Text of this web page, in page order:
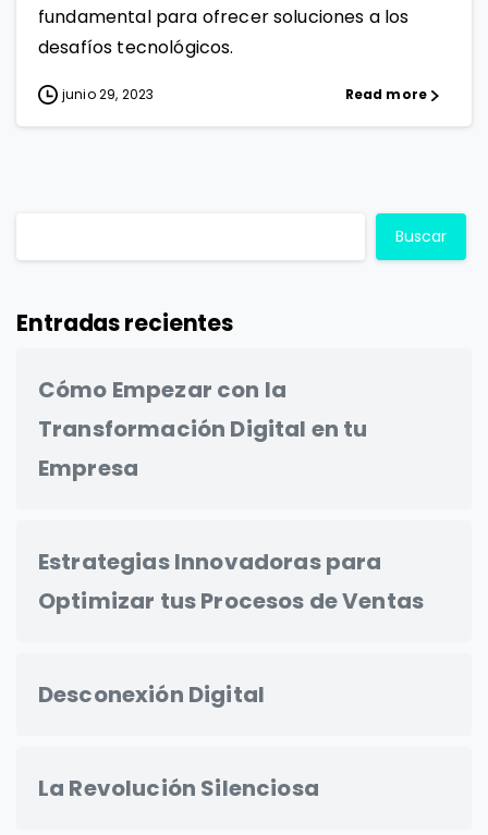
fundamental para ofrecer soluciones a los
desafíos tecnológicos.
junio 29, 2023 Read more
Buscar
Entradas recientes
Cómo Empezar con la
Transformación Digital en tu
Empresa
Estrategias Innovadoras para
Optimizar tus Procesos de Ventas
Desconexión Digital
La Revolución Silenciosa